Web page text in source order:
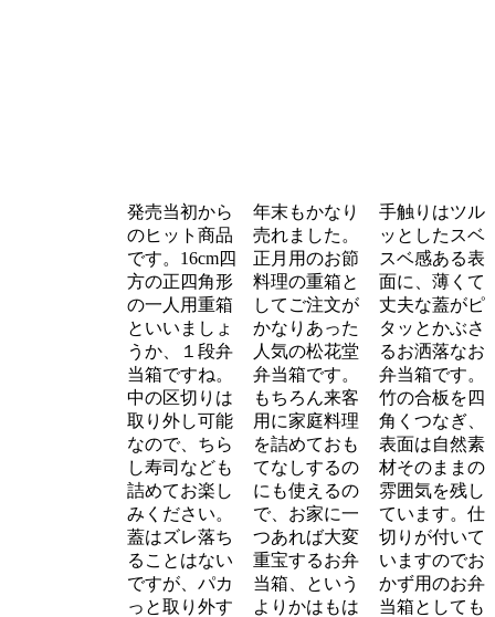
発売当初から
のヒット商品
です。16cm四
方の正四角形
の一人用重箱
といいましょ
うか、１段弁
当箱ですね。
中の区切りは
取り外し可能
なので、ちら
し寿司なども
詰めてお楽し
みください。
蓋はズレ落ち
ることはない
ですが、パカ
っと取り外す
年末もかなり
売れました。
正月用のお節
料理の重箱と
してご注文が
かなりあった
人気の松花堂
弁当箱です。
もちろん来客
用に家庭料理
を詰めておも
てなしするの
にも使えるの
で、お家に一
つあれば大変
重宝するお弁
当箱、という
よりかはもは
手触りはツル
ッとしたスベ
スベ感ある表
面に、薄くて
丈夫な蓋がピ
タッとかぶさ
るお洒落なお
弁当箱です。
竹の合板を四
角くつなぎ、
表面は自然素
材そのままの
雰囲気を残し
ています。仕
切りが付いて
いますのでお
かず用のお弁
当箱としても